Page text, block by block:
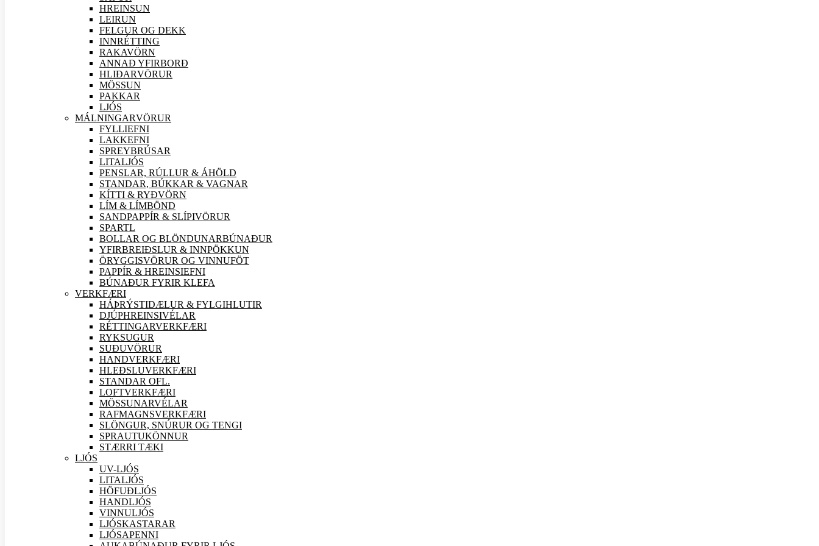
HREINSUN
LEIRUN
FELGUR OG DEKK
INNRÉTTING
RAKAVÖRN
ANNAÐ YFIRBORÐ
HLIÐARVÖRUR
MÖSSUN
PAKKAR
LJÓS
MÁLNINGARVÖRUR
FYLLIEFNI
LAKKEFNI
SPREYBRÚSAR
LITALJÓS
PENSLAR, RÚLLUR & ÁHÖLD
STANDAR, BÚKKAR & VAGNAR
KÍTTI & RYÐVÖRN
LÍM & LÍMBÖND
SANDPAPPÍR & SLÍPIVÖRUR
SPARTL
BOLLAR OG BLÖNDUNARBÚNAÐUR
YFIRBREIÐSLUR & INNPÖKKUN
ÖRYGGISVÖRUR OG VINNUFÖT
PAPPÍR & HREINSIEFNI
BÚNAÐUR FYRIR KLEFA
VERKFÆRI
HÁÞRÝSTIDÆLUR & FYLGIHLUTIR
DJÚPHREINSIVÉLAR
RÉTTINGARVERKFÆRI
RYKSUGUR
SUÐUVÖRUR
HANDVERKFÆRI
HLEÐSLUVERKFÆRI
STANDAR OFL.
LOFTVERKFÆRI
MÖSSUNARVÉLAR
RAFMAGNSVERKFÆRI
SLÖNGUR, SNÚRUR OG TENGI
SPRAUTUKÖNNUR
STÆRRI TÆKI
LJÓS
UV-LJÓS
LITALJÓS
HÖFUÐLJÓS
HANDLJÓS
VINNULJÓS
LJÓSKASTARAR
LJÓSAPENNI